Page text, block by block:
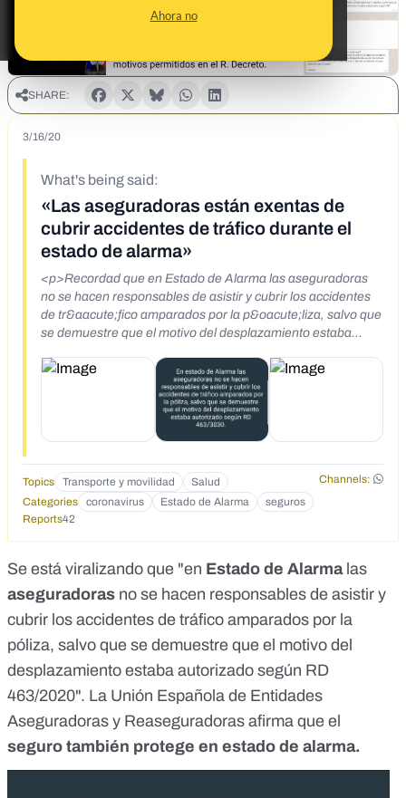
Ahora no
SHARE:
3/16/20
What's being said:
«Las aseguradoras están exentas de
cubrir accidentes de tráfico durante el
estado de alarma»
<p>Recordad que en Estado de Alarma las aseguradoras
no se hacen responsables de asistir y cubrir los accidentes
de tr&aacute;fico amparados por la p&oacute;liza, salvo que
se demuestre que el motivo del desplazamiento estaba
Topics Transporte y movilidad Salud
Channels:
Categories
coronavirus Estado de Alarma
seguros
Reports42
Se está viralizando que "en Estado de Alarmalas
aseguradoras no se hacen responsables de asistir y
cubrir los accidentes de tráfico amparados por la
póliza, salvo que se demuestre que el motivo del
desplazamiento estaba autorizado según RD
463/2020". La Unión Española de Entidades
Aseguradoras y Reaseguradoras afirma que el
seguro también protege en estado de alarma.